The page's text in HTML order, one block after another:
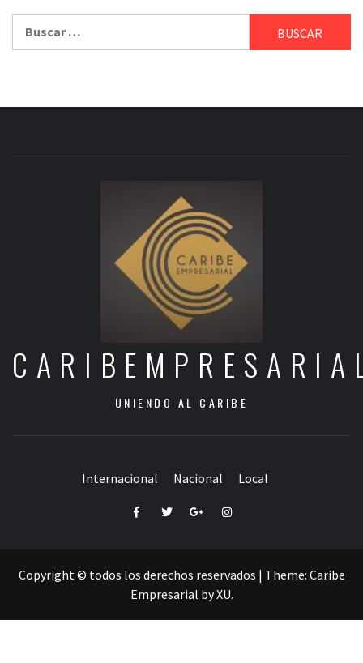
UNIENDO AL CARIBE
Internacional Nacional Local
FacebookTwitterGoogle+Instagram
Copyright © todos los derechos reservados | Theme: Caribe
Empresarial byXU.